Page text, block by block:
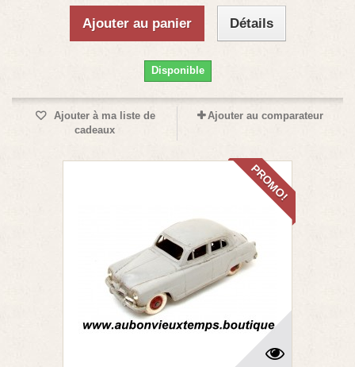
Ajouter au panier Détails
Disponible
Ajouter à ma liste de
cadeaux
Ajouter au comparateur
PROMO!